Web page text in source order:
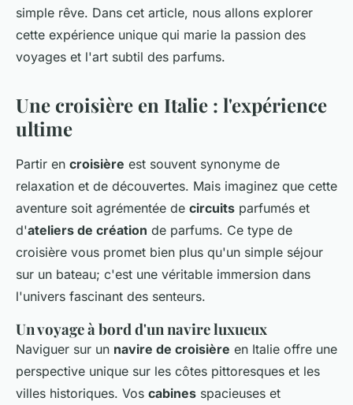
simple rêve. Dans cet article, nous allons explorer
cette expérience unique qui marie la passion des
voyages et l'art subtil des parfums.
Une croisière en Italie : l'expérience
ultime
Partir en croisière est souvent synonyme de
relaxation et de découvertes. Mais imaginez que cette
aventure soit agrémentée de circuits parfumés et
d'ateliers de création de parfums. Ce type de
croisière vous promet bien plus qu'un simple séjour
sur un bateau; c'est une véritable immersion dans
l'univers fascinant des senteurs.
Un voyage à bord d'un navire luxueux
Naviguer sur un navire de croisière en Italie offre une
perspective unique sur les côtes pittoresques et les
villes historiques. Vos cabines spacieuses et